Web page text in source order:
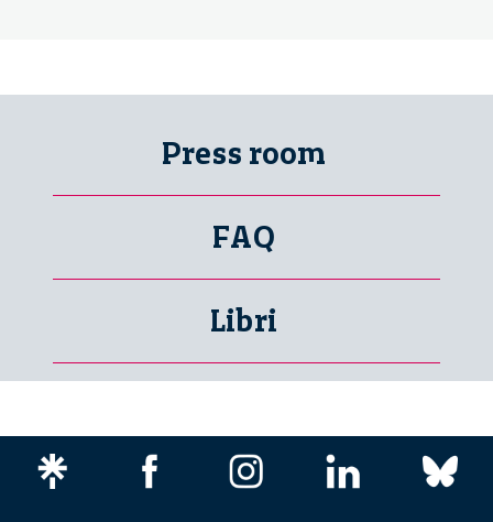
Press room
FAQ
Libri